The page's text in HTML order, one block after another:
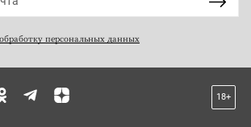
обработку персональных данных
18+